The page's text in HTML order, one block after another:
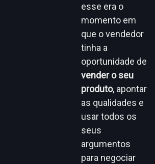
esse era o
momento em
que o vendedor
tinha a
oportunidade de
vender o seu
produto, apontar
as qualidades e
usar todos os
seus
argumentos
para negociar